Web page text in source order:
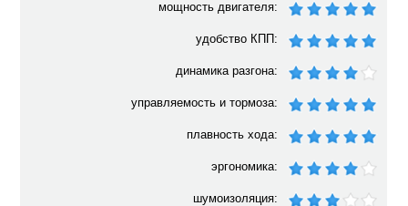
мощность двигателя:
удобство КПП:
динамика разгона:
управляемость и тормоза:
плавность хода:
эргономика:
шумоизоляция: